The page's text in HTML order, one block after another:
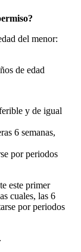
del menor:
de edad
y de igual
6 semanas,
por periodos
este primer
cuales, las 6
por periodos